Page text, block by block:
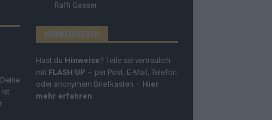
Raffi Gasser
HINWEISGEBER
Hast du Hinweise? Teile sie vertraulich
mit FLASH UP – per Post, E-Mail, Telefon
oder anonymem Briefkasten – Hier
mehr erfahren